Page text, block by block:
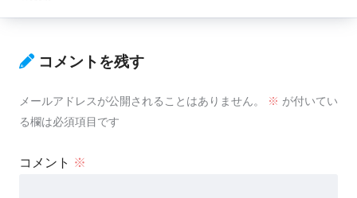
コメントを残す
メールアドレスが公開されることはありません。 ※ が付いてい
る欄は必須項目です
コメント ※